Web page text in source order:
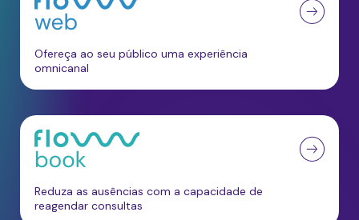
Ofereça ao seu público uma experiência
omnicanal
Reduza as ausências com a capacidade de
reagendar consultas